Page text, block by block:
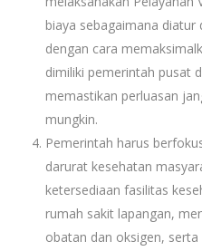
biaya sebagaimana diatur
dengan cara
dimiliki pemerintah pusat
memastikan perluasan
mungkin.
Pemerintah harus
darurat kesehatan
ketersediaan fasilitas
rumah sakit lapangan,
obatan dan oksigen,